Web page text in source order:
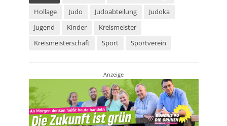
Hollage
Judo Judoabteilung
Judoka
Jugend
Kinder
Kreismeister
Kreismeisterschaft
Sport Sportverein
Anzeige